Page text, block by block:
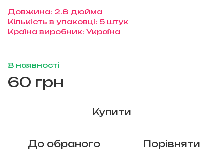
Довжина: 2.8 дюйма
Кількість в упаковці: 5 штук
Країна виробник: Україна
В наявності
60 грн
Купити
До обраного Порівняти